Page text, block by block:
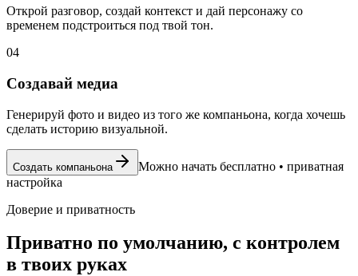
Открой разговор, создай контекст и дай персонажу со
временем подстроиться под твой тон.
04
Создавай медиа
Генерируй фото и видео из того же компаньона, когда хочешь
сделать историю визуальной.
Создать компаньона Можно начать бесплатно • приватная
настройка
Доверие и приватность
Приватно по умолчанию, с контролем
в твоих руках